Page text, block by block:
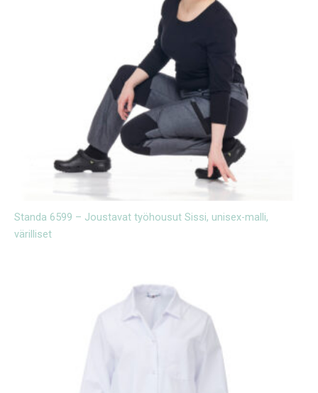
Standa 6599 – Joustavat työhousut Sissi, unisex-malli,
värilliset